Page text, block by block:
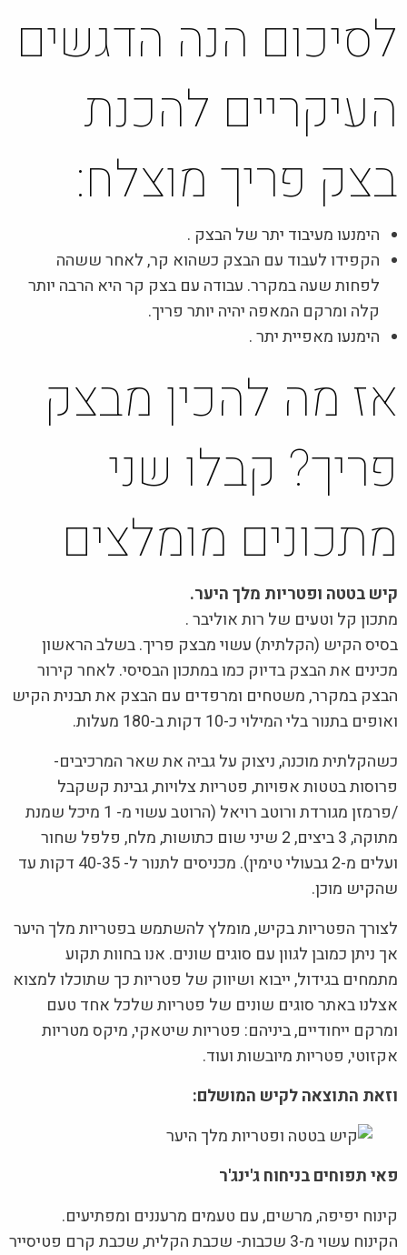
לסיכום הנה הדגשים
העיקריים להכנת
בצק פריך מוצלח:
הימנעו מעיבוד יתר של הבצק .
הקפידו לעבוד עם הבצק כשהוא קר, לאחר ששהה
לפחות שעה במקרר. עבודה עם בצק קר היא הרבה יותר
קלה ומרקם המאפה יהיה יותר פריך.
הימנעו מאפיית יתר .
אז מה להכין מבצק
פריך? קבלו שני
מתכונים מומלצים
קיש בטטה ופטריות מלך היער.
מתכון קל וטעים של רות אוליבר .
בסיס הקיש (הקלתית) עשוי מבצק פריך. בשלב הראשון
מכינים את הבצק בדיוק כמו במתכון הבסיסי. לאחר קירור
הבצק במקרר, משטחים ומרפדים עם הבצק את תבנית הקיש
ואופים בתנור בלי המילוי כ-10 דקות ב-180 מעלות.
כשהקלתית מוכנה, ניצוק על גביה את שאר המרכיבים-
פרוסות בטטות אפויות, פטריות צלויות, גבינת קשקבל
/פרמזן מגורדת ורוטב רויאל (הרוטב עשוי מ- 1 מיכל שמנת
מתוקה, 3 ביצים, 2 שיני שום כתושות, מלח, פלפל שחור
ועלים מ-2 גבעולי טימין). מכניסים לתנור ל- 40-35 דקות עד
שהקיש מוכן.
לצורך הפטריות בקיש, מומלץ להשתמש בפטריות מלך היער
אך ניתן כמובן לגוון עם סוגים שונים. אנו בחוות תקוע
מתמחים בגידול, ייבוא ושיווק של פטריות כך שתוכלו למצוא
אצלנו באתר סוגים שונים של פטריות שלכל אחד טעם
ומרקם ייחודיים, ביניהם: פטריות שיטאקי, מיקס מטריות
אקזוטי, פטריות מיובשות ועוד.
וזאת התוצאה לקיש המושלם:
פאי תפוחים בניחוח ג'ינג'ר
קינוח יפיפה, מרשים, עם טעמים מרעננים ומפתיעים.
הקינוח עשוי מ-3 שכבות- שכבת הקלית, שכבת קרם פטיסייר